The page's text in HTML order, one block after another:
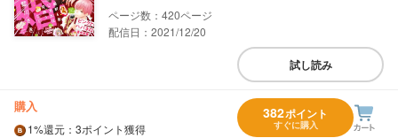
420
配信日：2021/12/20
試し読み
購入
1%還元 ：3ポイント獲得
382ポイント
すぐに購入